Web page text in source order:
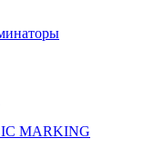
MARKING